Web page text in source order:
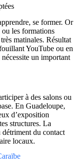
se former. Or
les formations
matinales. Résultat
YouTube ou en
un important
à des salons ou
En Guadeloupe,
d’exposition
structures. La
détriment du contact
locaux.